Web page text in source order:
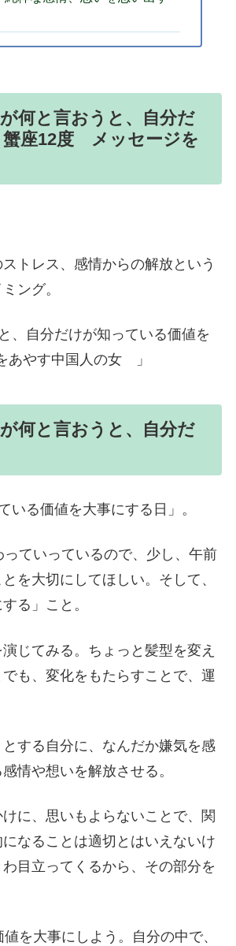
何と言おうと、自分だ
蟹座12度 メッセージを
トレス、感情からの解放という
ング。
、自分だけが知っている価値を
あやす中国人の女 」
何と言おうと、自分だ
る価値を大事にする日」。
ていっているので、少し、午前
を大切にしてほしい。そして、
る」こと。
じてみる。ちょっと髪型を変え
も、変化をもたらすことで、運
する自分に、なんだか嫌気を感
情や想いを解放させる。
に、思いもよらないことで、関
なることは適切とはいえないけ
目立ってくるから、その部分を
を大事にしよう。自分の中で、